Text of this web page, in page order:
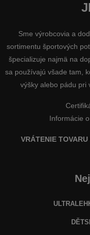
Sme výrobcovia a
sortimentu športových
špecializuje najmä na
sa používajú všade tam,
výšky alebo pádu pri
Informácie
VRÁTENIE